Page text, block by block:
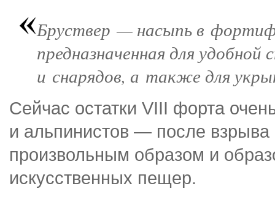
Бруствер — насыпь в
предназначенная для
и снарядов, а также для
Сейчас остатки VIII форта
и альпинистов — после
произвольным образом и
искусственных пещер.